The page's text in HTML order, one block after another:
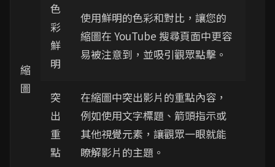
縮
圖
色
彩
鮮
明
使用鮮明的色彩和對比，讓您的
縮圖在 YouTube 搜尋頁面中更容
易被注意到，並吸引觀眾點擊。
突
出
重
點
在縮圖中突出影片的重點內容，
例如使用文字標題、箭頭指示或
其他視覺元素，讓觀眾一眼就能
瞭解影片的主題。